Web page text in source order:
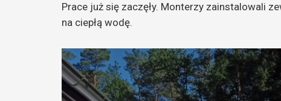
Prace już się zaczęły. Monterzy zainstalowali
na ciepłą wodę.